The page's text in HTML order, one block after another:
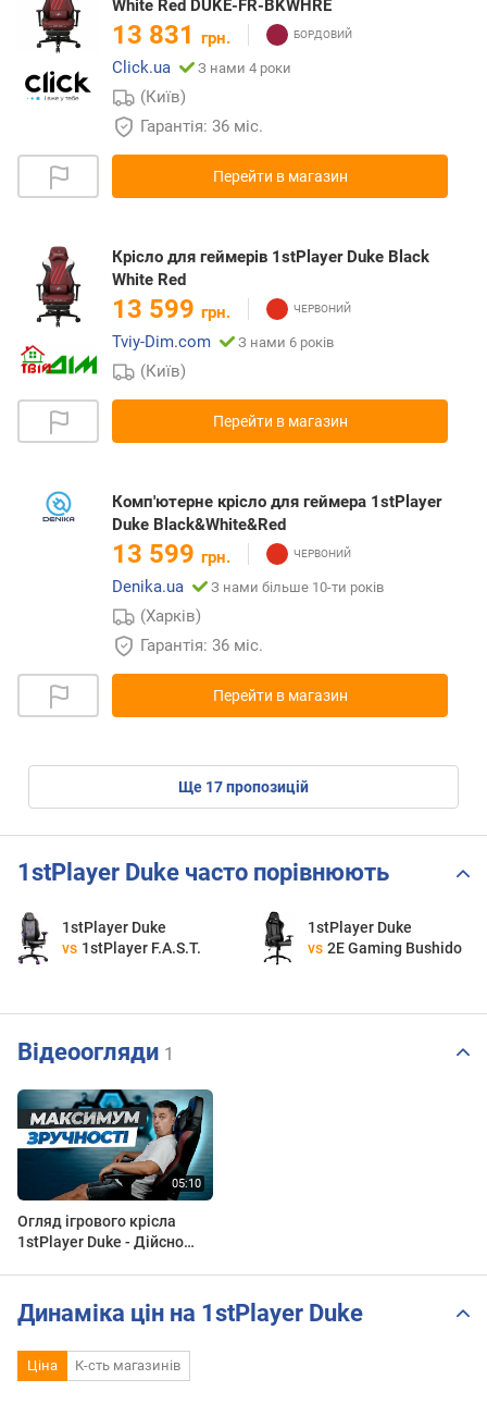
White Red DUKE-FR-BKWHRE
13 831 грн.
Click.ua
З нами 4 роки
(Київ)
Гарантія: 36 міс.
Перейти в магазин
Крісло для геймерів 1stPlayer Duke Black
White Red
13 599 грн.
Tviy-Dim.com
З нами 6 років
(Київ)
Перейти в магазин
Комп'ютерне крісло для геймера 1stPlayer
Duke Black&White&Red
13 599 грн.
Denika.ua
З нами більше 10-ти років
(Харків)
Гарантія: 36 міс.
Перейти в магазин
ще 17пропозицій
1stPlayer Duke часто порівнюють
1stPlayer Duke
vs 1stPlayer F.A.S.T.
1stPlayer Duke
vs 2E Gaming Bushido
Відеоогляди 1
Огляд ігрового крісла
1stPlayer Duke - Дійсно
Динаміка цін на 1stPlayer Duke
Ціна К-сть магазинів